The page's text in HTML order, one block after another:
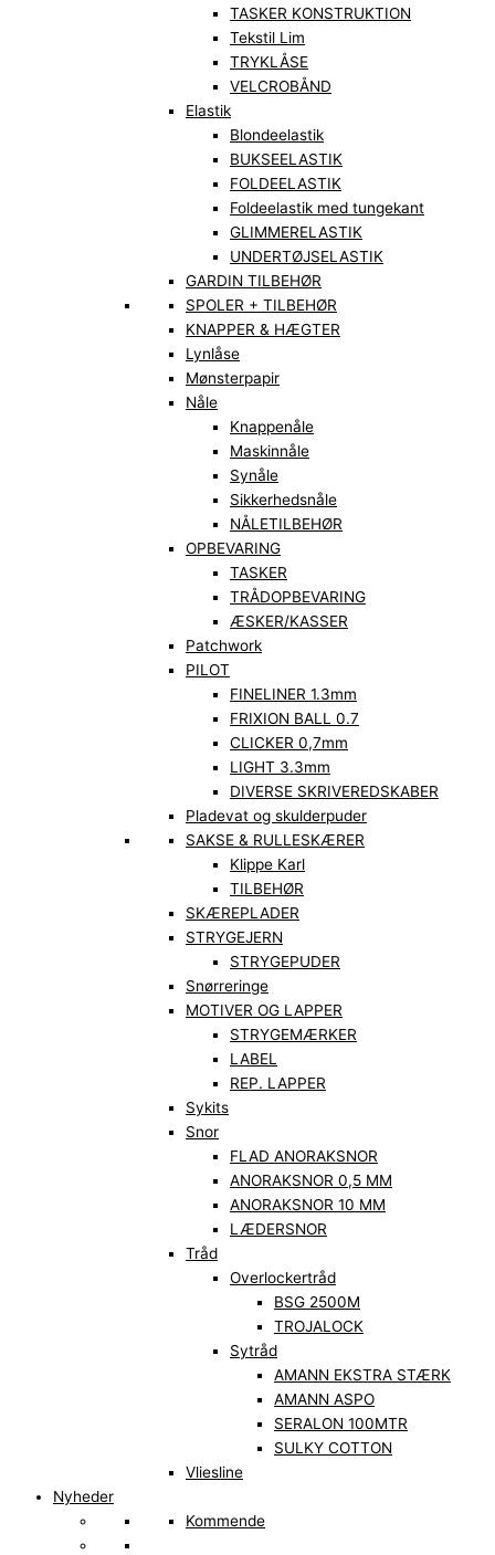
TASKER KONSTRUKTION
Tekstil Lim
TRYKLÅSE
VELCROBÅND
Elastik
Blondeelastik
BUKSEELASTIK
FOLDEELASTIK
Foldeelastik med tungekant
GLIMMERELASTIK
UNDERTØJSELASTIK
GARDIN TILBEHØR
SPOLER + TILBEHØR
KNAPPER & HÆGTER
Lynlåse
Mønsterpapir
Nåle
Knappenåle
Maskinnåle
Synåle
Sikkerhedsnåle
NÅLETILBEHØR
OPBEVARING
TASKER
TRÅDOPBEVARING
ÆSKER/KASSER
Patchwork
PILOT
FINELINER 1.3mm
FRIXION BALL 0.7
CLICKER 0,7mm
LIGHT 3.3mm
DIVERSE SKRIVEREDSKABER
Pladevat og skulderpuder
SAKSE & RULLESKÆRER
Klippe Karl
TILBEHØR
SKÆREPLADER
STRYGEJERN
STRYGEPUDER
Snørreringe
MOTIVER OG LAPPER
STRYGEMÆRKER
LABEL
REP. LAPPER
Sykits
Snor
FLAD ANORAKSNOR
ANORAKSNOR 0,5 MM
ANORAKSNOR 10 MM
LÆDERSNOR
Tråd
Overlockertråd
BSG 2500M
TROJALOCK
Sytråd
AMANN EKSTRA STÆRK
AMANN ASPO
SERALON 100MTR
SULKY COTTON
Vliesline
Nyheder
Kommende